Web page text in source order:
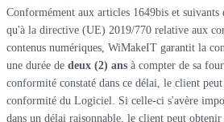
Conformément aux articles 1649bis et
qu'à la directive (UE) 2019/770 relative aux
contenus numériques, WiMakeIT garantit la
une durée de deux (2) ans à compter de sa
conformité constaté dans ce délai, le client
conformité du Logiciel. Si celle-ci s'avère
dans un délai raisonnable, le client peut